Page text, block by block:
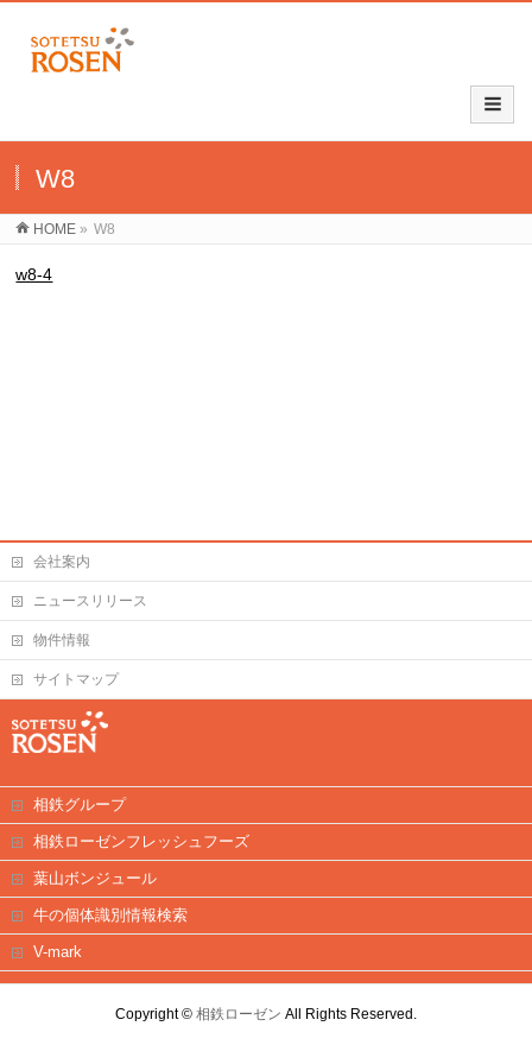
W8
HOME » W8
w8-4
会社案内
ニュースリリース
物件情報
サイトマップ
相鉄グループ
相鉄ローゼンフレッシュフーズ
葉山ボンジュール
牛の個体識別情報検索
V-mark
Copyright © 相鉄ローゼン All Rights Reserved.